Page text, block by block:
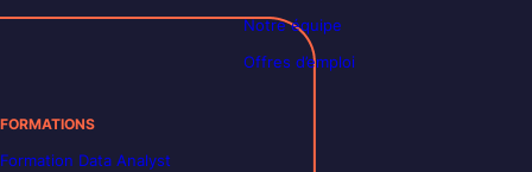
Notre équipe
Offres d’emploi
FORMATIONS
Formation Data Analyst